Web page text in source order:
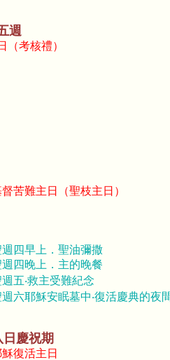
週
（考核禮）
苦難主日（聖枝主日）
週四早上．聖油彌撒
週四晚上．主的晚餐
五‧救主受難紀念
六耶穌安眠墓中‧復活慶典的夜
慶祝期
復活主日